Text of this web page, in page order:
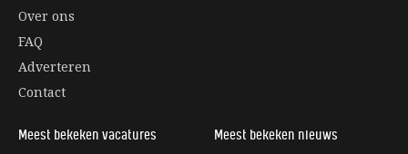
Over ons
FAQ
Adverteren
Contact
Meest bekeken vacatures Meest bekeken nieuws